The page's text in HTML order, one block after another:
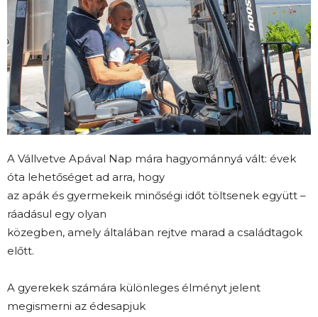
A Vállvetve Apával Nap mára hagyománnyá vált: évek
óta lehetőséget ad arra, hogy
az apák és gyermekeik minőségi időt töltsenek együtt –
ráadásul egy olyan
közegben, amely általában rejtve marad a családtagok
előtt.
A gyerekek számára különleges élményt jelent
megismerni az édesapjuk